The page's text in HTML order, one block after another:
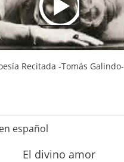
Recitada -Tomás Galindo-
español
El divino amor